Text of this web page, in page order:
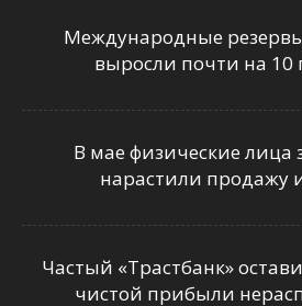
Международные
выросли почти на 10
В мае физические лица
нарастили продажу
Частый «Трастбанк»
чистой прибыли